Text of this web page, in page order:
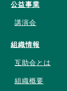
公益事業
講演会
組織情報
互助会とは
組織概要